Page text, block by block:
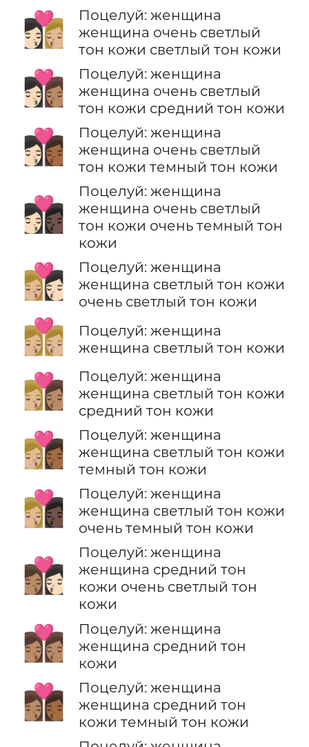
👩🏻‍❤️‍💋‍👩🏼
Поцелуй: женщина
женщина очень светлый
тон кожи светлый тон кожи
👩🏻‍❤️‍💋‍👩🏽
Поцелуй: женщина
женщина очень светлый
тон кожи средний тон кожи
👩🏻‍❤️‍💋‍👩🏾
Поцелуй: женщина
женщина очень светлый
тон кожи темный тон кожи
👩🏻‍❤️‍💋‍👩🏿
Поцелуй: женщина
женщина очень светлый
тон кожи очень темный тон
кожи
👩🏼‍❤️‍💋‍👩🏻
Поцелуй: женщина
женщина светлый тон кожи
очень светлый тон кожи
👩🏼‍❤️‍💋‍👩🏼
Поцелуй: женщина
женщина светлый тон кожи
👩🏼‍❤️‍💋‍👩🏽
Поцелуй: женщина
женщина светлый тон кожи
средний тон кожи
👩🏼‍❤️‍💋‍👩🏾
Поцелуй: женщина
женщина светлый тон кожи
темный тон кожи
👩🏼‍❤️‍💋‍👩🏿
Поцелуй: женщина
женщина светлый тон кожи
очень темный тон кожи
👩🏽‍❤️‍💋‍👩🏻
Поцелуй: женщина
женщина средний тон
кожи очень светлый тон
кожи
👩🏽‍❤️‍💋‍👩🏽
Поцелуй: женщина
женщина средний тон
кожи
👩🏽‍❤️‍💋‍👩🏾
Поцелуй: женщина
женщина средний тон
кожи темный тон кожи